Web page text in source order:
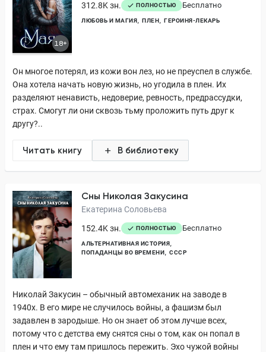
18+
312.8K зн.
ПОЛНОСТЬЮ Бесплатно
ЛЮБОВЬ И МАГИЯ ПЛЕН ГЕРОИНЯ-ЛЕКАРЬ
Он многое потерял, из кожи вон лез, но не преуспел в службе.
Она хотела начать новую жизнь, но угодила в плен. Их
разделяют ненависть, недоверие, ревность, предрассудки,
страх. Смогут ли они сквозь тьму проложить путь друг к
другу?..
Читать книгу В библиотеку
Сны Николая Закусина
Екатерина Соловьева
152.4K зн.
ПОЛНОСТЬЮ Бесплатно
АЛЬТЕРНАТИВНАЯ ИСТОРИЯ
ПОПАДАНЦЫ ВО ВРЕМЕНИ
СССР
Николай Закусин – обычный автомеханик на заводе в
1940х. В его мире не случилось войны, а фашизм был
задавлен в зародыше. Но он знает об этом лучше всех,
потому что с детства ему снятся сны о том, как он попал в
плен и что ему там пришлось пережить. Эхо чужой войны